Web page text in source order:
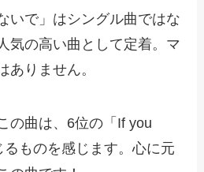
いで」はシングル曲ではな
気の高い曲として定着。マ
ありません。
の曲は、6位の「If you
ものを感じます。心に元